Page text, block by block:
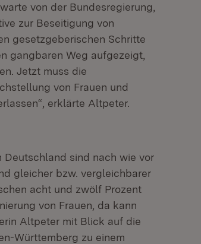
von der Bundesregierung,
zur Beseitigung von
gesetzgeberischen Schritte
gangbaren Weg aufgezeigt,
Jetzt muss die
von Frauen und
erklärte Altpeter.
Deutschland sind nach wie vor
gleicher bzw. vergleichbarer
acht und zwölf Prozent
von Frauen, da kann
Altpeter mit Blick auf die
Württemberg zu einem